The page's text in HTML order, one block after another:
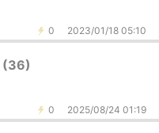
0 2023/01/18 05:10
(36)
0 2025/08/24 01:19